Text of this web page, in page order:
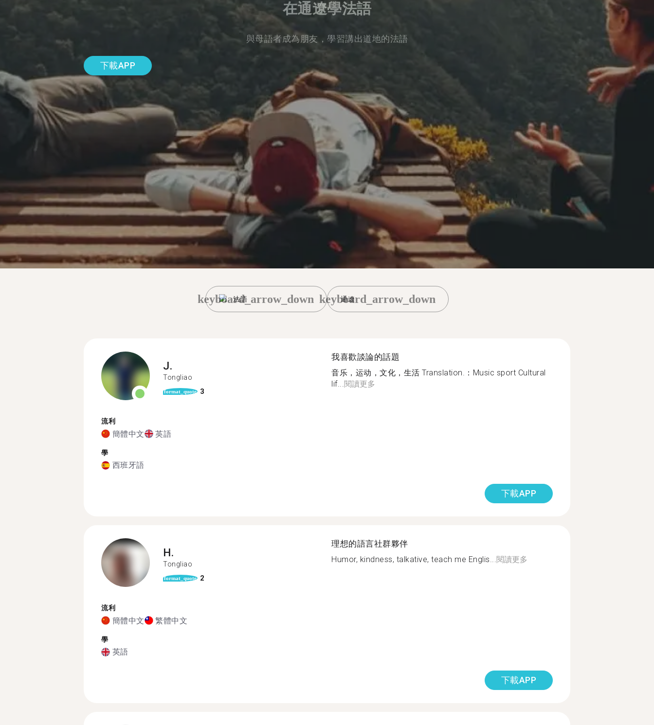
在通遼學法語
與母語者成為朋友，學習講出道地的法語
下載APP
法語
keyboard_arrow_down 通遼
keyboard_arrow_down
J.
Tongliao
format_quote 3
流利
簡體中文 英語
學
西班牙語
我喜歡談論的話題
音乐，运动，文化，生活 Translation.：Music sport Cultural
lif...閱讀更多
下載APP
H.
Tongliao
format_quote 2
流利
簡體中文 繁體中文
學
英語
理想的語言社群夥伴
Humor, kindness, talkative, teach me Englis...閱讀更多
下載APP